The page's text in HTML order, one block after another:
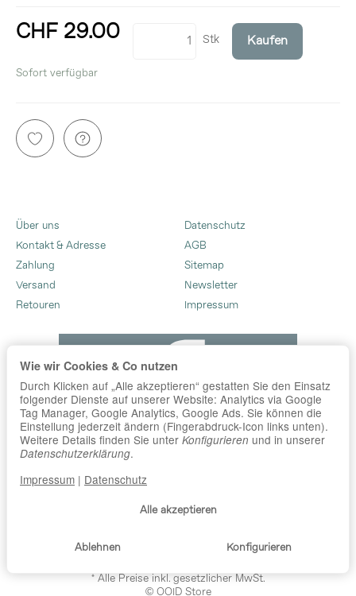
CHF 29.00
Sofort verfügbar
Stk Kaufen
Über uns
Kontakt & Adresse
Zahlung
Versand
Retouren
Datenschutz
AGB
Sitemap
Newsletter
Impressum
*Alle Preise inkl. gesetzlicher MwSt.
© OOID Store
Alle akzeptieren
Ablehnen Konfigurieren
Wie wir Cookies & Co nutzen
Durch Klicken auf „Alle akzeptieren“ gestatten Sie den Einsatz
folgender Dienste auf unserer Website: Analytics via Google
Tag Manager, Google Analytics, Google Ads. Sie können die
Einstellung jederzeit ändern (Fingerabdruck-Icon links unten).
Weitere Details finden Sie unter Konfigurieren und in unserer
Datenschutzerklärung.
Impressum | Datenschutz